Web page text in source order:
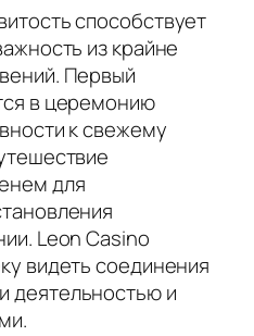
способствует
из крайне
Первый
в церемонию
к свежему
для
Leon Casino
видеть соединения
и